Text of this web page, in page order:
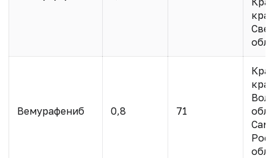
обл.
Вемурафениб 0,8 71
обл.